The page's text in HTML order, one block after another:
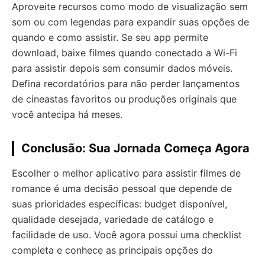
Aproveite recursos como modo de visualização sem
som ou com legendas para expandir suas opções de
quando e como assistir. Se seu app permite
download, baixe filmes quando conectado a Wi-Fi
para assistir depois sem consumir dados móveis.
Defina recordatórios para não perder lançamentos
de cineastas favoritos ou produções originais que
você antecipa há meses.
Conclusão: Sua Jornada Começa Agora
Escolher o melhor aplicativo para assistir filmes de
romance é uma decisão pessoal que depende de
suas prioridades específicas: budget disponível,
qualidade desejada, variedade de catálogo e
facilidade de uso. Você agora possui uma checklist
completa e conhece as principais opções do